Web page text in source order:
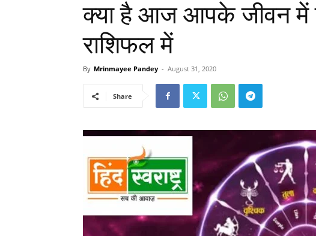
क्या है आज आपके जीवन में
राशिफल में
By Mrinmayee Pandey - August 31, 2020
Share